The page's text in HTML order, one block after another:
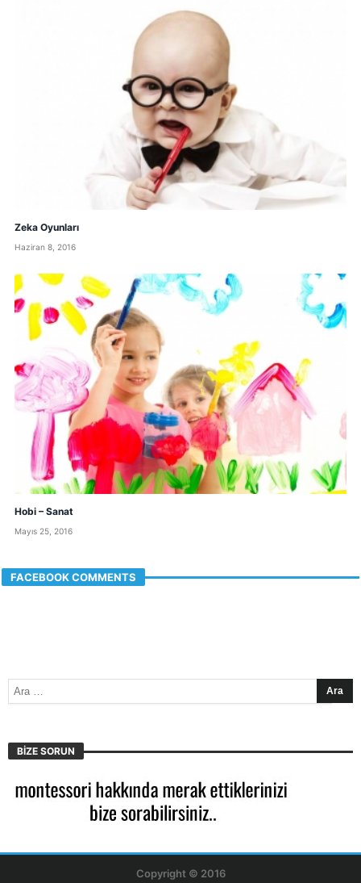
Zeka Oyunları
Haziran 8, 2016
Hobi – Sanat
Mayıs 25, 2016
FACEBOOK COMMENTS
BIZE SORUN
Copyright © 2016